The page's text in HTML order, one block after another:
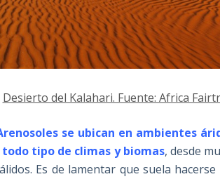
Desierto del Kalahari. Fuente: Africa
se ubican en ambientes
todo tipo de climas y biomas, desde
Es de lamentar que suela